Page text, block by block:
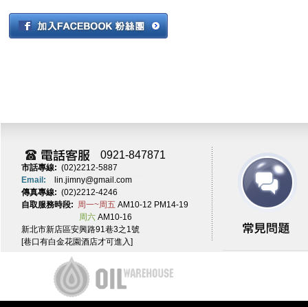
0921-847871
市話專線: (02)2212-5887
Email: lin.jimny@gmail.com
傳真專線: (02)2212-4246
自取服務時段: 周一~周五 AM10-12 PM14-19
周六 AM10-16
新北市新店區安興路91巷3之1號
[巷口有白金花園酒店才可進入]